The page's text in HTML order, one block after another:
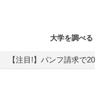
大学を調べる
【注目!】パンフ請求で